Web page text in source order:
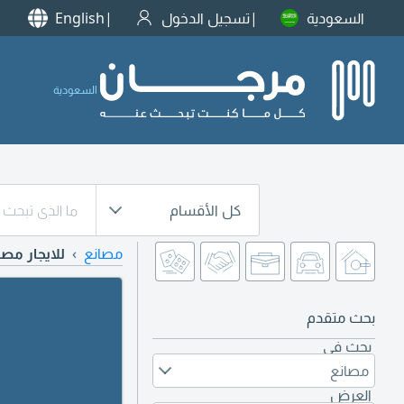
السعودية تسجيل الدخول English
السعودية
كل الأقسام
بحث متقدم
بحث في
مصانع
العرض
مصانع للايجار